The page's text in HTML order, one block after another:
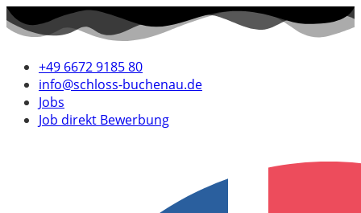
+49 6672 9185 80
info@schloss-buchenau.de
Jobs
Job direkt Bewerbung